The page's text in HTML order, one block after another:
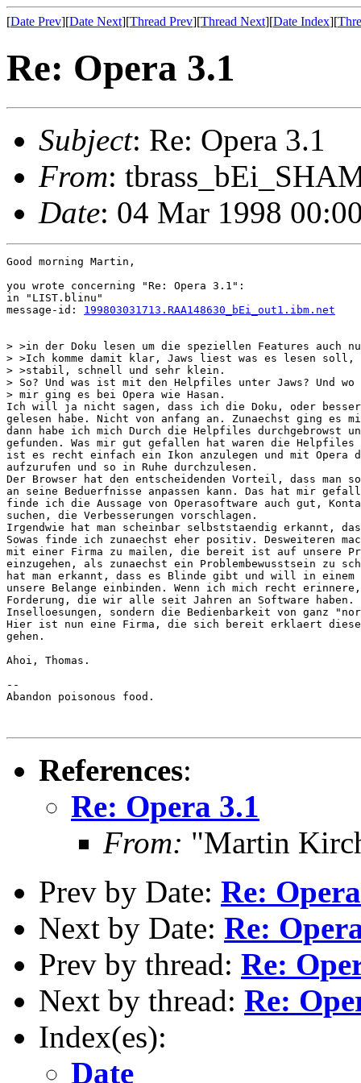
[Date Prev][Date Next][Thread Prev][Thread Next][Date Index][
Re: Opera 3.1
Subject: Re: Opera 3.1
From:
Date: 04 Mar 1998
Good morning Martin,
you wrote concerning "Re: Opera 3.1":
in "LIST.blinu"
message-id: 199803031713.RAA148630_bEi_out1.ibm.net
> >in der Doku lesen um die speziellen Features auch
> >Ich komme damit klar, Jaws liest was es lesen soll,
> >stabil, schnell und sehr klein.
> So? Und was ist mit den Helpfiles unter Jaws? Und
> mir ging es bei Opera wie Hasan.
Ich will ja nicht sagen, dass ich die Doku, oder
gelesen habe. Nicht von anfang an. Zunaechst ging es
dann habe ich mich Durch die Helpfiles durchgebrowst
gefunden. Was mir gut gefallen hat waren die Helpfiles
ist es recht einfach ein Ikon anzulegen und mit Opera
aufzurufen und so in Ruhe durchzulesen.
Der Browser hat den entscheidenden Vorteil, dass man
an seine Beduerfnisse anpassen kann. Das hat mir
finde ich die Aussage von Operasoftware auch gut,
suchen, die Verbesserungen vorschlagen.
Irgendwie hat man scheinbar selbststaendig erkannt,
Sowas finde ich zunaechst eher positiv. Desweiteren
mit einer Firma zu mailen, die bereit ist auf unsere
einzugehen, als zunaechst ein Problembewusstsein zu
hat man erkannt, dass es Blinde gibt und will in einem
unsere Belange einbinden. Wenn ich mich recht
Forderung, die wir alle seit Jahren an Software haben.
Inselloesungen, sondern die Bedienbarkeit von ganz
Hier ist nun eine Firma, die sich bereit erklaert
gehen.
Ahoi, Thomas.
--
Abandon poisonous food.
References:
Re: Opera 3.1
From: "Martin
Prev by Date: Re:
Next by Date: Re:
Prev by thread: Re:
Next by thread: Re:
Index(es):
Date